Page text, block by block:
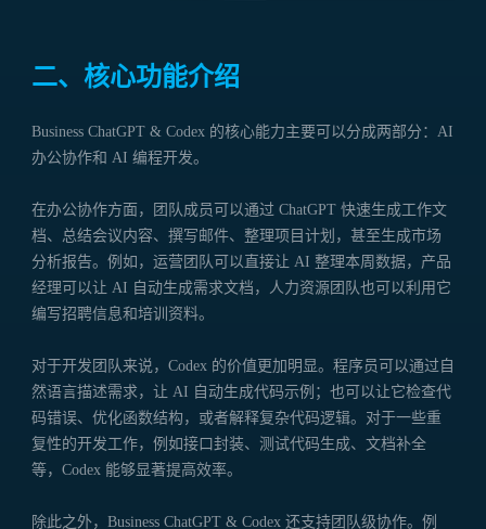
二、核心功能介绍
Business ChatGPT & Codex 的核心能力主要可以分成两部分：AI
办公协作和 AI 编程开发。
在办公协作方面，团队成员可以通过 ChatGPT 快速生成工作文
档、总结会议内容、撰写邮件、整理项目计划，甚至生成市场
分析报告。例如，运营团队可以直接让 AI 整理本周数据，产品
经理可以让 AI 自动生成需求文档，人力资源团队也可以利用它
编写招聘信息和培训资料。
对于开发团队来说，Codex 的价值更加明显。程序员可以通过自
然语言描述需求，让 AI 自动生成代码示例；也可以让它检查代
码错误、优化函数结构，或者解释复杂代码逻辑。对于一些重
复性的开发工作，例如接口封装、测试代码生成、文档补全
等，Codex 能够显著提高效率。
除此之外，Business ChatGPT & Codex 还支持团队级协作。例